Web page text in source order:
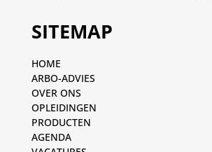
SITEMAP
HOME
ARBO-ADVIES
OVER ONS
OPLEIDINGEN
PRODUCTEN
AGENDA